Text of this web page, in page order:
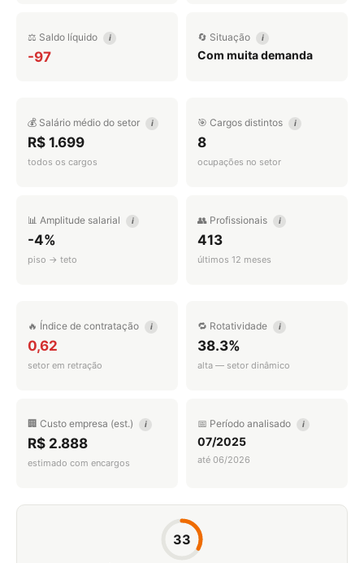
⚖️ Saldo líquido i
-97
🔄 Situação i
Com muita demanda
💰 Salário médio do setor i
R$ 1.699
todos os cargos
🎯 Cargos distintos i
8
ocupações no setor
📊 Amplitude salarial i
-4%
piso → teto
👥 Profissionais i
413
últimos 12 meses
🔥 Índice de contratação i
0,62
setor em retração
🔁 Rotatividade i
38.3%
alta — setor dinâmico
🏢 Custo empresa (est.) i
R$ 2.888
estimado com encargos
📅 Período analisado i
07/2025
até 06/2026
33